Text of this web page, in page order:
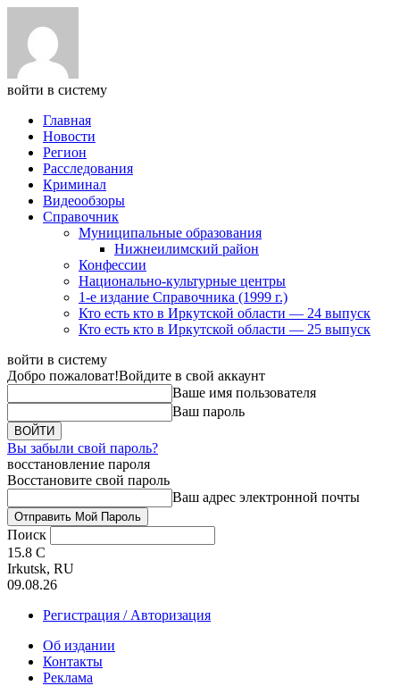
войти в систему
Главная
Новости
Регион
Расследования
Криминал
Видеообзоры
Справочник
Муниципальные образования
Нижнеилимский район
Конфессии
Национально-культурные центры
1-е издание Справочника (1999 г.)
Кто есть кто в Иркутской области — 24 выпуск
Кто есть кто в Иркутской области — 25 выпуск
войти в систему
Добро пожаловат!Войдите в свой аккаунт
Ваше имя пользователя
Ваш пароль
Вы забыли свой пароль?
восстановление пароля
Восстановите свой пароль
Ваш адрес электронной почты
Поиск
15.8 C
Irkutsk, RU
09.08.26
Регистрация / Авторизация
Об издании
Контакты
Реклама